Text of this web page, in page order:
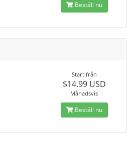
Beställ nu
Start från
$14.99 USD
Månadsvis
Beställ nu